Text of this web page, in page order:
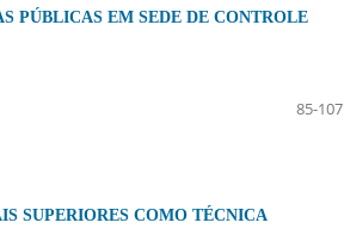
PÚBLICAS EM SEDE DE CONTROLE
85-107
SUPERIORES COMO TÉCNICA